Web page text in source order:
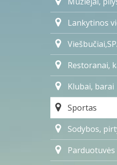
Lankytinos
Restoranai,
Klubai, barai
Sportas
Sodybos,
Parduotuvės